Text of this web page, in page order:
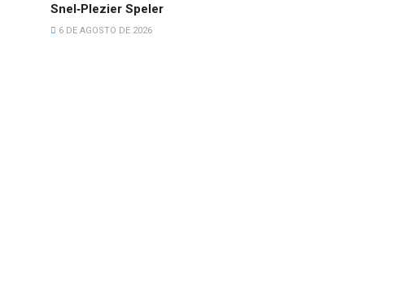
Snel‑Plezier Speler
6 DE AGOSTO DE 2026